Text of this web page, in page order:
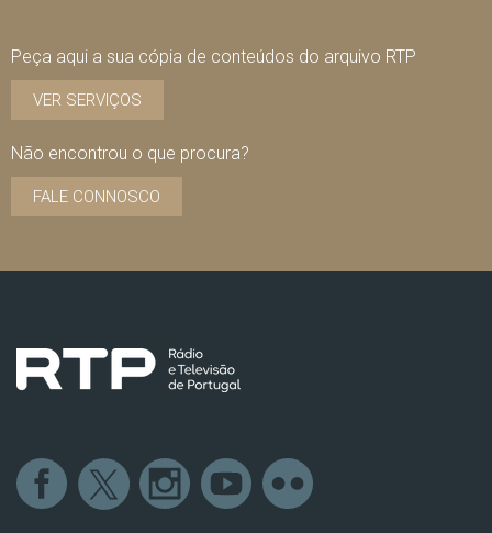
Peça aqui a sua cópia de conteúdos do arquivo RTP
VER SERVIÇOS
Não encontrou o que procura?
FALE CONNOSCO